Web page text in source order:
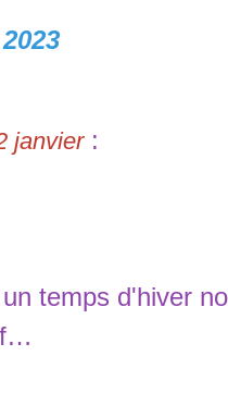
janvier:
temps d'hiver